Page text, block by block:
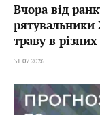
Вчора від
траву в
31.07.2026